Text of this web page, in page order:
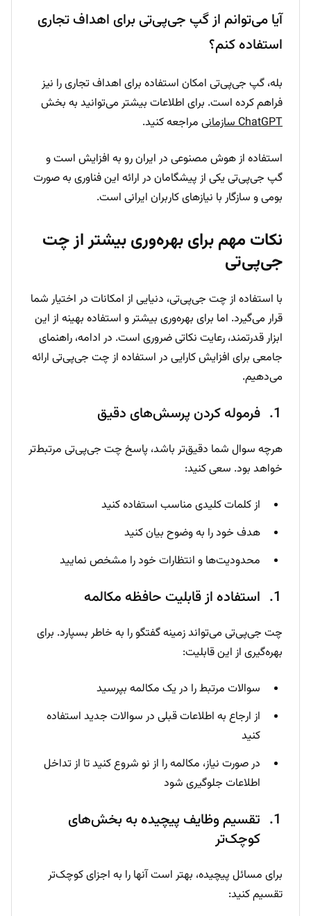
آیا می‌توانم از گپ جی‌پی‌تی برای اهداف تجاری
استفاده کنم؟
بله، گپ جی‌پی‌تی امکان استفاده برای اهداف تجاری را نیز
فراهم کرده است. برای اطلاعات بیشتر می‌توانید به بخش
ChatGPT سازمانی
مراجعه کنید.
استفاده از هوش مصنوعی در ایران رو به افزایش است و
گپ جی‌پی‌تی یکی از پیشگامان در ارائه این فناوری به صورت
بومی و سازگار با نیازهای کاربران ایرانی است.
نکات مهم برای بهره‌وری بیشتر از چت
جی‌پی‌تی
با استفاده از چت جی‌پی‌تی، دنیایی از امکانات در اختیار شما
قرار می‌گیرد. اما برای بهره‌وری بیشتر و استفاده بهینه از این
ابزار قدرتمند، رعایت نکاتی ضروری است. در ادامه، راهنمای
جامعی برای افزایش کارایی در استفاده از چت جی‌پی‌تی ارائه
می‌دهیم.
فرموله کردن پرسش‌های دقیق
هرچه سوال شما دقیق‌تر باشد، پاسخ چت جی‌پی‌تی مرتبط‌تر
خواهد بود. سعی کنید:
از کلمات کلیدی مناسب استفاده کنید
هدف خود را به وضوح بیان کنید
محدودیت‌ها و انتظارات خود را مشخص نمایید
استفاده از قابلیت حافظه مکالمه
چت جی‌پی‌تی می‌تواند زمینه گفتگو را به خاطر بسپارد. برای
بهره‌گیری از این قابلیت:
سوالات مرتبط را در یک مکالمه بپرسید
از ارجاع به اطلاعات قبلی در سوالات جدید استفاده
کنید
در صورت نیاز، مکالمه را از نو شروع کنید تا از تداخل
اطلاعات جلوگیری شود
تقسیم وظایف پیچیده به بخش‌های
کوچک‌تر
برای مسائل پیچیده، بهتر است آنها را به اجزای کوچک‌تر
تقسیم کنید: